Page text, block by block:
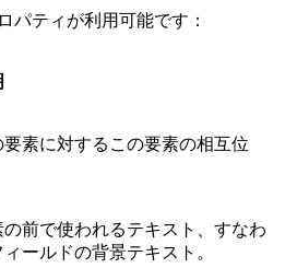
パティが利用可能です：
要素に対するこの要素の相互位
の前で使われるテキスト、すなわ
ィールドの背景テキスト。